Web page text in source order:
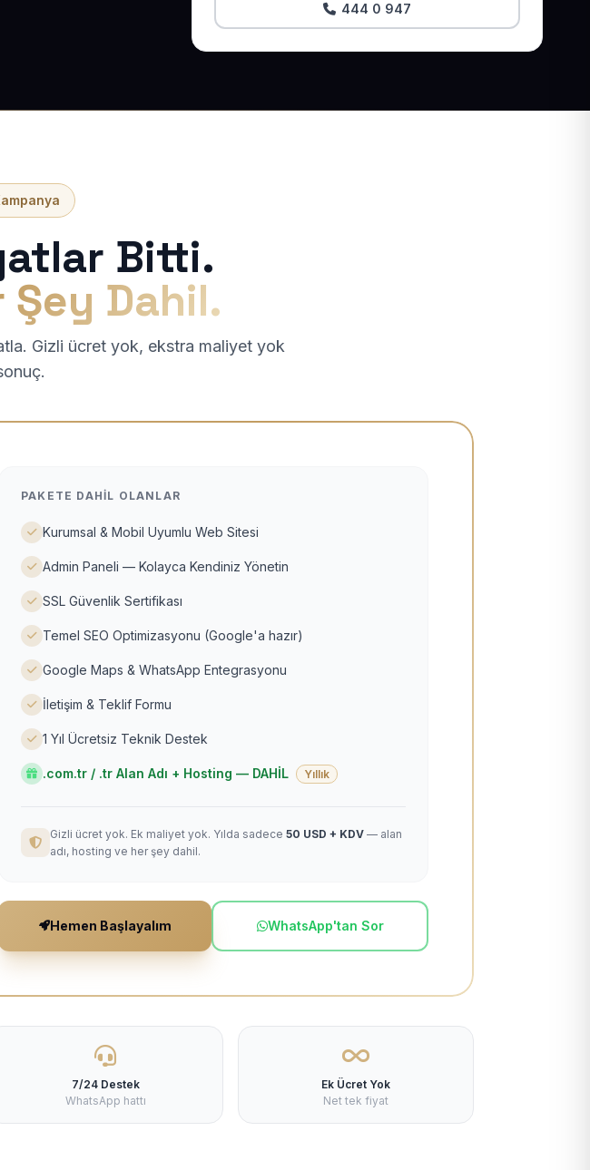
444 0 947
Bitti.
Dahil.
Gizli ücret yok, ekstra maliyet yok
PAKETE DAHIL OLANLAR
Kurumsal & Mobil Uyumlu Web Sitesi
Admin Paneli — Kolayca Kendiniz Yönetin
SSL Güvenlik Sertifikası
Temel SEO Optimizasyonu (Google'a hazır)
Google Maps & WhatsApp Entegrasyonu
İletişim & Teklif Formu
1 Yıl Ücretsiz Teknik Destek
.com.tr / .tr Alan Adı + Hosting — DAHİL Yıllık
Gizli ücret yok. Ek maliyet yok. Yılda sadece 50 USD + KDV — alan
adı, hosting ve her şey dahil.
Hemen Başlayalım WhatsApp'tan Sor
7/24 Destek
WhatsApp hattı
Ek Ücret Yok
Net tek fiyat